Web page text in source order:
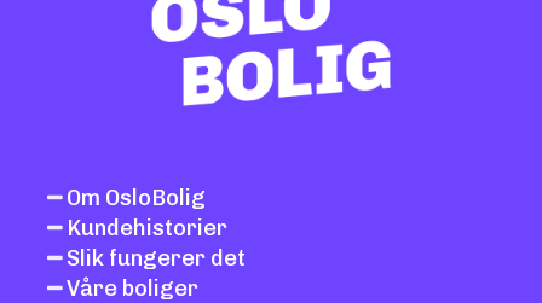
Om OsloBolig
Kundehistorier
Slik fungerer det
Våre boliger